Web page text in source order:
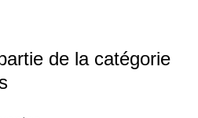
de la catégorie